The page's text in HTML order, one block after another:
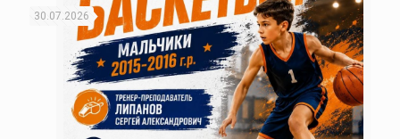
30.07.2026